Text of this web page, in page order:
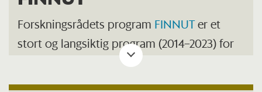
Forskningsrådets program FINNUTer et
stort og langsiktig program (2014–2023) for
forskning og innovasjon i
utdanningssektoren. Det dekker forskning